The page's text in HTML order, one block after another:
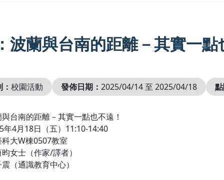
波蘭與台南的距離－其實一點
校園活動 發佈日期： 2025/04/14 至 2025/04/18
台南的距離－其實一點也不遠！
年4月18日（五）11:10-14:40
大W棟0507教室
女士（作家/譯者）
（通識教育中心）